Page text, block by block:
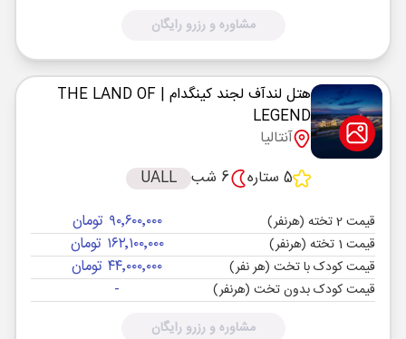
مشاوره و رزرو رایگان
هتل لندآف لجند کینگدام | THE LAND OF
LEGEND
آنتالیا
5 ستاره
6 شب UALL
قیمت 2 تخته (هرنفر) ۹۰٬۶۰۰٬۰۰۰ تومان
قیمت 1 تخته (هرنفر) ۱۶۲٬۱۰۰٬۰۰۰ تومان
قیمت کودک با تخت (هر نفر) ۴۴٬۰۰۰٬۰۰۰ تومان
قیمت کودک بدون تخت (هرنفر) -
مشاوره و رزرو رایگان